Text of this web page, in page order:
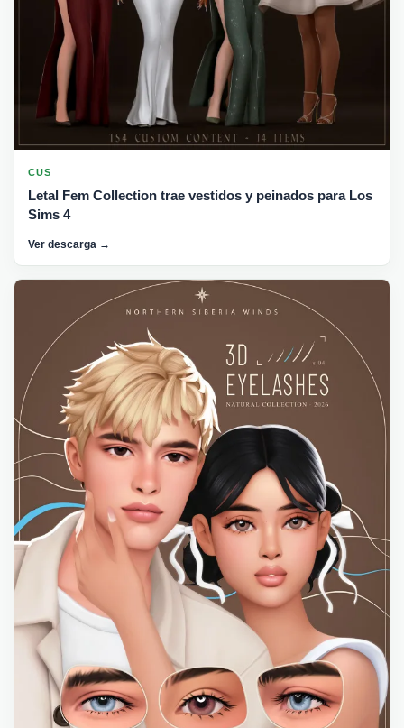
CUS
Letal Fem Collection trae vestidos y peinados para Los
Sims 4
Ver descarga →